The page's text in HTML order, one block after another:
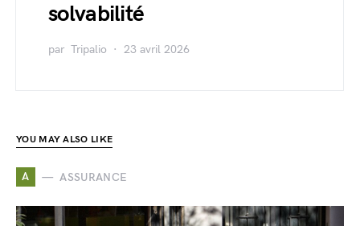
solvabilité
par Tripalio 23 avril 2026
YOU MAY ALSO LIKE
A ASSURANCE